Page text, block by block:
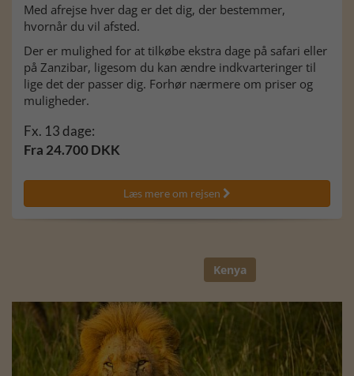
Med afrejse hver dag er det dig, der bestemmer,
hvornår du vil afsted.
Der er mulighed for at tilkøbe ekstra dage på safari eller
på Zanzibar, ligesom du kan ændre indkvarteringer til
lige det der passer dig. Forhør nærmere om priser og
muligheder.
Fx. 13 dage:
Fra 24.700 DKK
Læs mere om rejsen 
Kenya